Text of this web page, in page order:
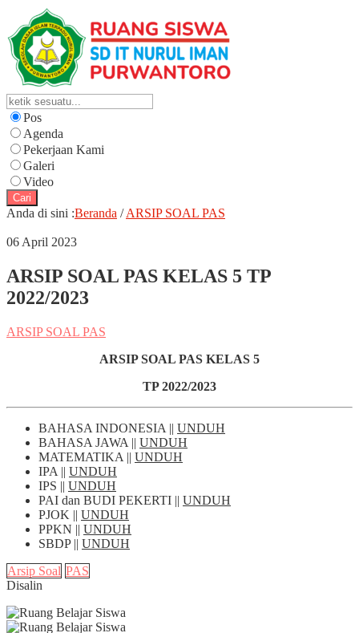
Pos
Agenda
Pekerjaan Kami
Galeri
Video
Cari
Anda di sini :Beranda /ARSIP SOAL PAS
06 April 2023
ARSIP SOAL PAS KELAS 5 TP
2022/2023
ARSIP SOAL PAS
ARSIP SOAL PAS KELAS 5
TP 2022/2023
BAHASA INDONESIA || UNDUH
BAHASA JAWA || UNDUH
MATEMATIKA || UNDUH
IPA || UNDUH
IPS || UNDUH
PAI dan BUDI PEKERTI || UNDUH
PJOK || UNDUH
PPKN || UNDUH
SBDP || UNDUH
Arsip Soal PAS
Disalin